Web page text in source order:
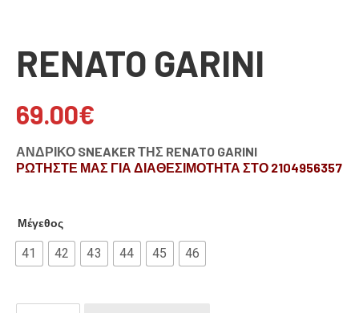
RENATO GARINI
69.00€
ΑΝΔΡΙΚΟ SNEAKER ΤΗΣ RENATO GARINI
ΡΩΤΗΣΤΕ ΜΑΣ ΓΙΑ ΔΙΑΘΕΣΙΜΟΤΗΤΑ ΣΤΟ 2104956357
Μέγεθος
41 42 43 44 45 46